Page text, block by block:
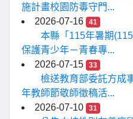
施計畫校園防毒守門...
2026-07-16
41
本縣「115年暑期
保護青少年－青春專...
2026-07-15
33
檢送教育部委託方成
年教師節敬師徵稿活...
2026-07-10
31